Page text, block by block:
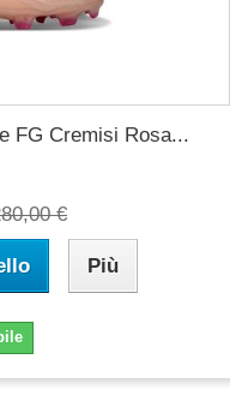
FG Cremisi Rosa...
€
Più